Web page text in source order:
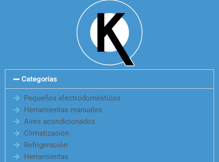
Categorías
Pequeños electrodomésticos
Herramientas manuales
Aires acondicionados
Climatización
Refrigeración
Herramientas